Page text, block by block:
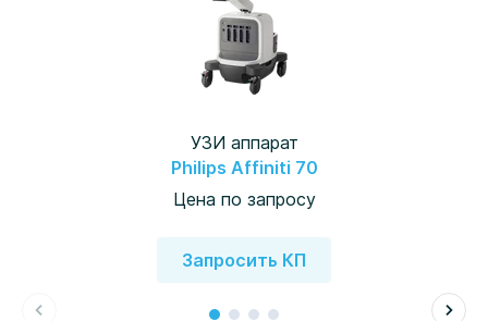
УЗИ аппарат
Philips Affiniti 70
Цена по запросу
Запросить КП